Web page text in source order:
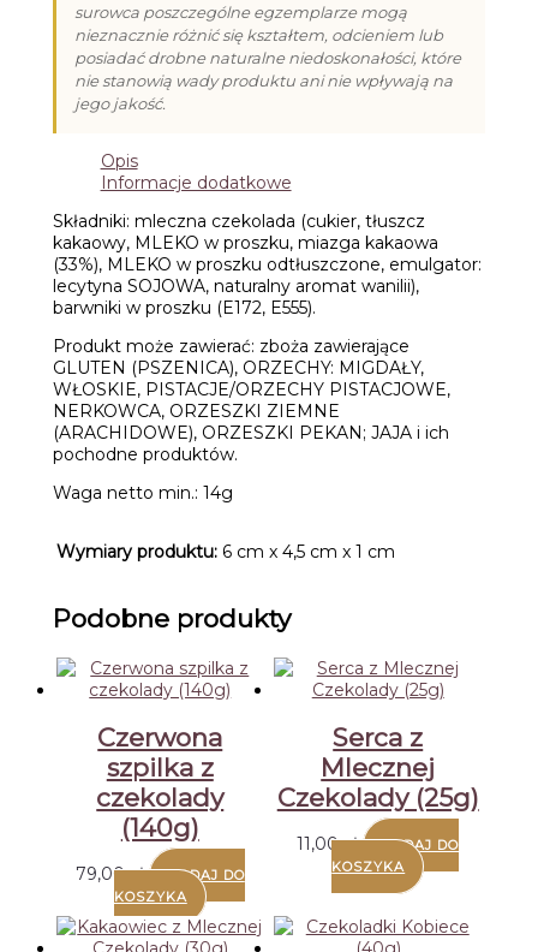
surowca poszczególne egzemplarze mogą
nieznacznie różnić się kształtem, odcieniem lub
posiadać drobne naturalne niedoskonałości, które
nie stanowią wady produktu ani nie wpływają na
jego jakość.
Opis
Informacje dodatkowe
Składniki: mleczna czekolada (cukier, tłuszcz
kakaowy, MLEKO w proszku, miazga kakaowa
(33%), MLEKO w proszku odtłuszczone, emulgator:
lecytyna SOJOWA, naturalny aromat wanilii),
barwniki w proszku (E172, E555).
Produkt może zawierać: zboża zawierające
GLUTEN (PSZENICA), ORZECHY: MIGDAŁY,
WŁOSKIE, PISTACJE/ORZECHY PISTACJOWE,
NERKOWCA, ORZESZKI ZIEMNE
(ARACHIDOWE), ORZESZKI PEKAN; JAJA i ich
pochodne produktów.
Waga netto min.: 14g
Wymiary produktu: 6 cm x 4,5 cm x 1 cm
Podobne produkty
Czerwona
szpilka z
czekolady
(140g)
79,00zł
DODAJ DO
KOSZYKA
Serca z
Mlecznej
Czekolady (25g)
11,00zł
DODAJ DO
KOSZYKA